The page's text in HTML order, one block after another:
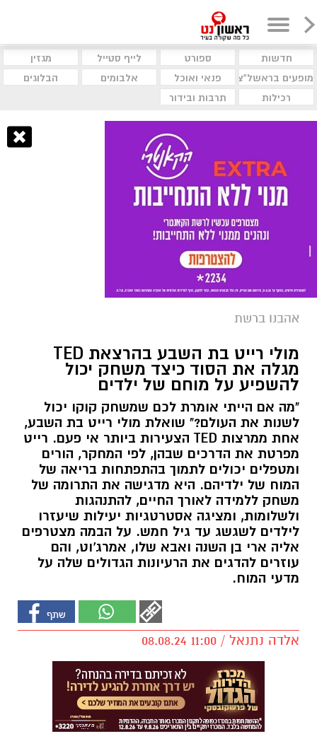
חדשות ספורט לייף סטייל
מגזין
מופעים בראשל"צ
פנאי ואוכל אלבומים
הבלוגים
רכילות
תרבות ובידור
אהבנו ברשת
מולי רייט בת השבע בהרצאת TED
מגלה את הסוד כיצד משחק יכול
להשפיע על מוחם של ילדים
"מה אם הייתי אומרת לכם שמשחק קוקו יכול
לשנות את העולם?" שואלת מולי רייט בת השבע,
אחת ממרצות TED הצעירות ביותר אי פעם. רייט
מפרטת את הדרכים שבהן, לפי המחקר, הורים
ומטפלים יכולים לתמוך בהתפתחות בריאה של
המוח של ילדיהם. היא מדגישה את התרומה של
משחק ללמידה לאורך החיים, להתנהגות
ולשלומות, ומציגה אסטרטגיות יעילות שיעזרו
לילדים לשגשג עד גיל חמש. על הבמה מצטרפים
אליה ארי בן השנה ואבא שלו, אמרג'וט, והם
עוזרים להדגים את הרעיונות הגדולים שלה על
מדעי המוח.
אלדה נתנאל / 11:00 08.08.24